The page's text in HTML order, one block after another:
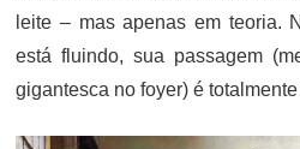
leite – mas apenas em teoria.
está fluindo, sua passagem
gigantesca no foyer) é